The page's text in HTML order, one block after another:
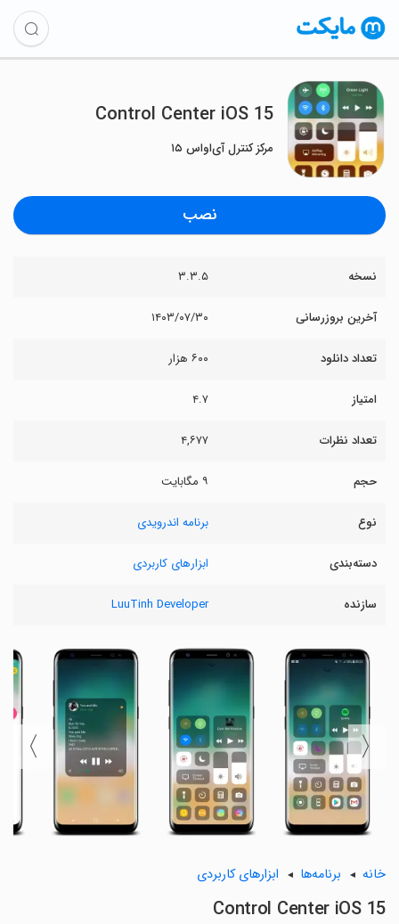
Control Center iOS 15
مرکز کنترل آی‌اواس ۱۵
نصب
نسخه ۳.۳.۵
آخرین بروزرسانی ۱۴۰۳/۰۷/۳۰
تعداد دانلود ۶۰۰ هزار
امتیاز ۴.۷
تعداد نظرات ۴,۶۷۷
حجم ۹ مگابایت
نوع برنامه اندرویدی
دسته‌بندی ابزارهای کاربردی
سازنده LuuTinh Developer
〈
〉
خانه برنامه‌ها ابزارهای کاربردی
Control Center iOS 15